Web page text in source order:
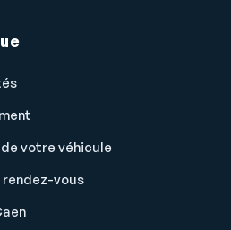
votre véhicule
rendez-vous